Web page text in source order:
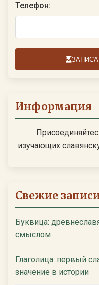
Телефон:
Информация
изучающих
Свежие
Буквица:
смыслом
Глаголица: первый
значение в истории